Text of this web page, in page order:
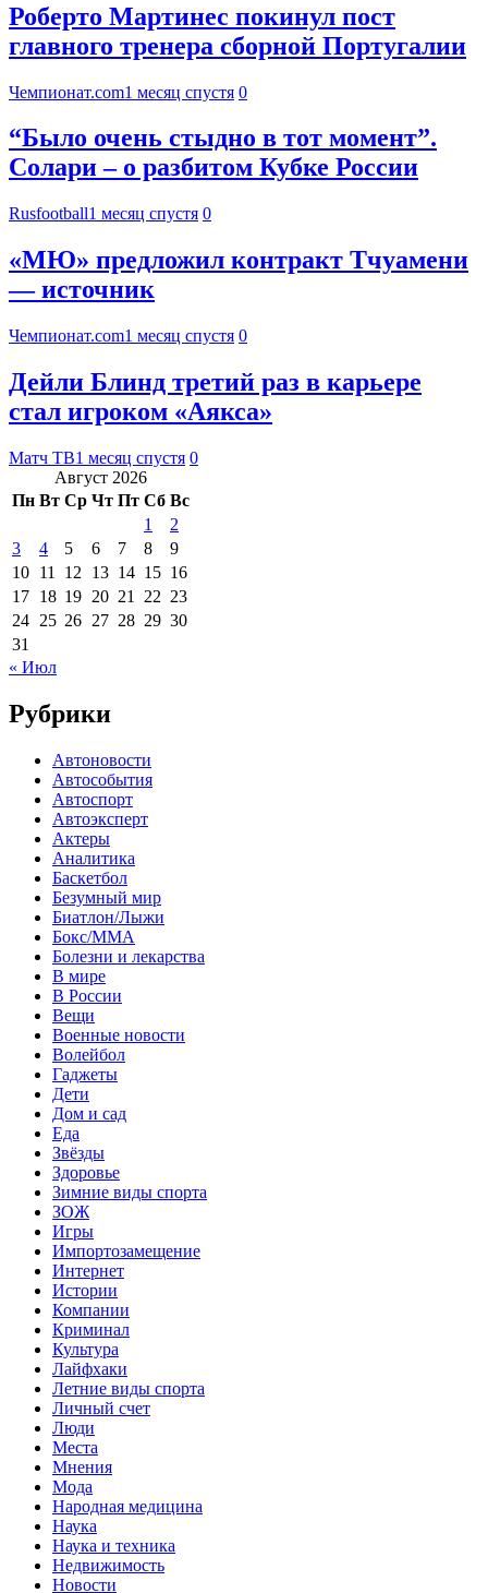
Роберто Мартинес покинул пост
главного тренера сборной Португалии
Чемпионат.com1 месяц спустя 0
“Было очень стыдно в тот момент”.
Солари – о разбитом Кубке России
Rusfootball1 месяц спустя 0
«МЮ» предложил контракт Тчуамени
— источник
Чемпионат.com1 месяц спустя 0
Дейли Блинд третий раз в карьере
стал игроком «Аякса»
Матч ТВ1 месяц спустя 0
Август 2026
Пн Вт Ср Чт Пт Сб Вс
1
2
3
4 5 6 7 8
9
10 11 12 13 14 15 16
17 18 19 20 21 22 23
24 25 26 27 28 29 30
31
« Июл
Рубрики
Автоновости
Автособытия
Автоспорт
Автоэксперт
Актеры
Аналитика
Баскетбол
Безумный мир
Биатлон/Лыжи
Бокс/MMA
Болезни и лекарства
В мире
В России
Вещи
Военные новости
Волейбол
Гаджеты
Дети
Дом и сад
Еда
Звёзды
Здоровье
Зимние виды спорта
ЗОЖ
Игры
Импортозамещение
Интернет
Истории
Компании
Криминал
Культура
Лайфхаки
Летние виды спорта
Личный счет
Люди
Места
Мнения
Мода
Народная медицина
Наука
Наука и техника
Недвижимость
Новости